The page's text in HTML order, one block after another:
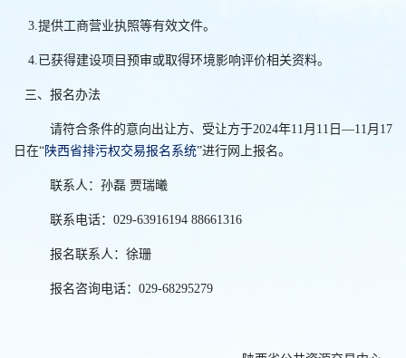
3.提供工商营业执照等有效文件。
4. 已获得建设项目预审或取得环境影响评价相关资料。
三、报名办法
请符合条件的意向出让方、受让方于2024年11月11 日 —11月 17
日在“陕西省排污权交易报名系统”进行网上报名。
联系人：孙磊 贾瑞曦
联系电话： 029-63916194 88661316
报名联系人：徐珊
报名咨询电话： 029-68295279